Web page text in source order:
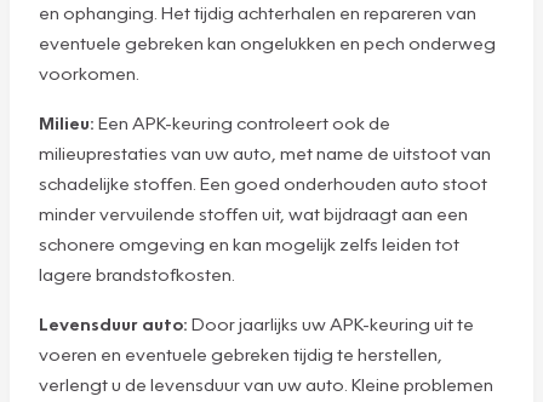
en ophanging. Het tijdig achterhalen en repareren van
eventuele gebreken kan ongelukken en pech onderweg
voorkomen.
Milieu: Een APK-keuring controleert ook de
milieuprestaties van uw auto, met name de uitstoot van
schadelijke stoffen. Een goed onderhouden auto stoot
minder vervuilende stoffen uit, wat bijdraagt aan een
schonere omgeving en kan mogelijk zelfs leiden tot
lagere brandstofkosten.
Levensduur auto: Door jaarlijks uw APK-keuring uit te
voeren en eventuele gebreken tijdig te herstellen,
verlengt u de levensduur van uw auto. Kleine problemen